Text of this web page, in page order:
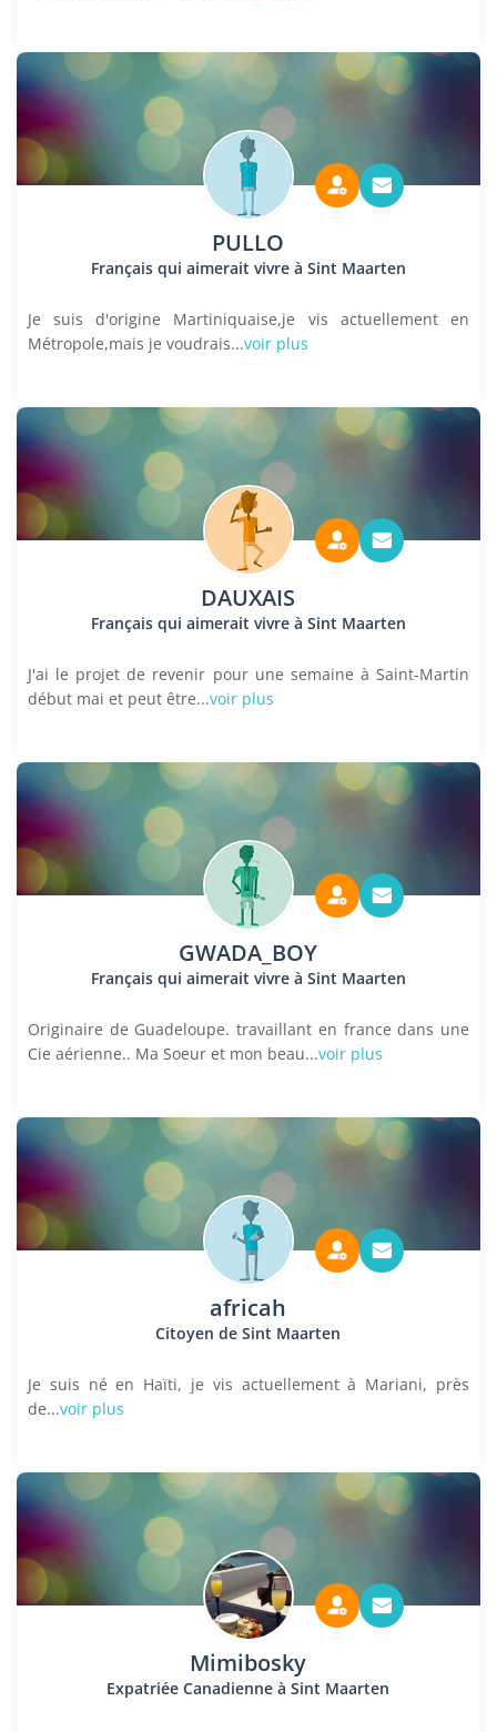
PULLO
Français qui aimerait vivre à Sint Maarten
Je suis d'origine Martiniquaise,je vis actuellement en
Métropole,mais je voudrais...voir plus
DAUXAIS
Français qui aimerait vivre à Sint Maarten
J'ai le projet de revenir pour une semaine à Saint-Martin
début mai et peut être...voir plus
GWADA_BOY
Français qui aimerait vivre à Sint Maarten
Originaire de Guadeloupe. travaillant en france dans une
Cie aérienne.. Ma Soeur et mon beau...voir plus
africah
Citoyen de Sint Maarten
Je suis né en Haïti, je vis actuellement à Mariani, près
de...voir plus
Mimibosky
Expatriée Canadienne à Sint Maarten